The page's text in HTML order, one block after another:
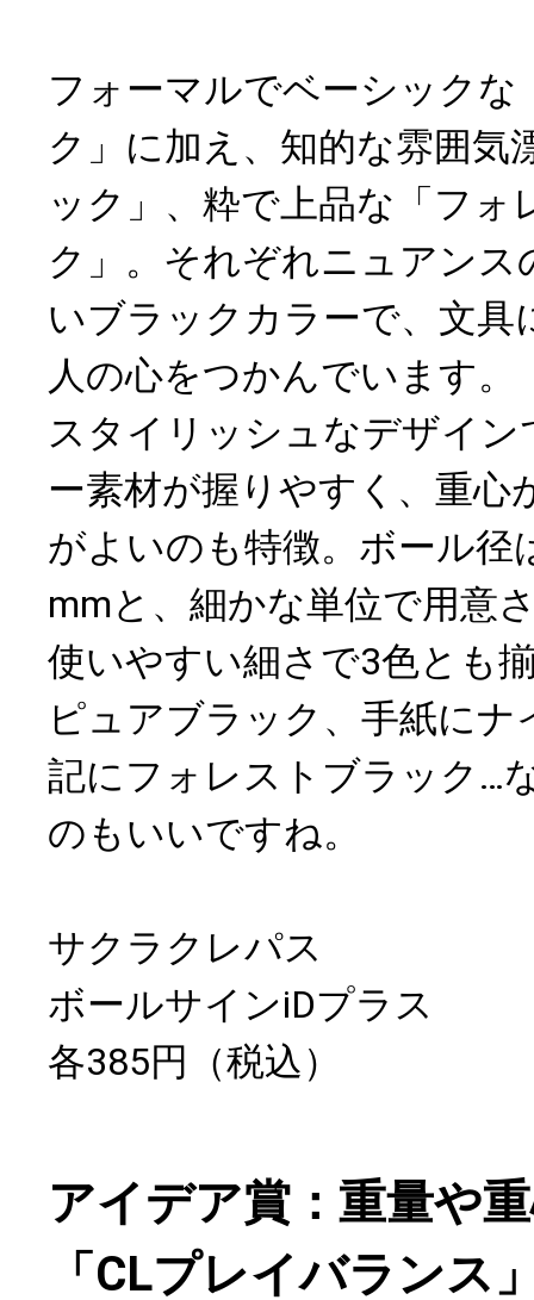
フォーマルでベーシックな
ク」に加え、知的な雰囲気
ック」、粋で上品な「フォ
ク」。それぞれニュアンス
いブラックカラーで、文具
人の心をつかんでいます。
スタイリッシュなデザイ
ー素材が握りやすく、重心
がよいのも特徴。ボール径
mmと、細かな単位で用意
使いやすい細さで3色とも
ピュアブラック、手紙に
記にフォレストブラック…
のもいいですね。
サクラクレパス
ボールサインiDプラス
各385円（税込）
アイデア賞：重量や
「CLプレイバランス